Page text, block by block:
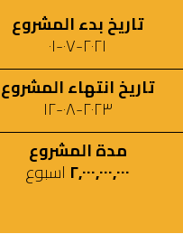
تاريخ بدء المشروع
٢٠٢١-٠٧-٠١
تاريخ انتهاء المشروع
٢٠٢٣-٠٨-١٢
مدة المشروع
٢,٠٠٠,٠٠٠,٠٠٠ اسبوع